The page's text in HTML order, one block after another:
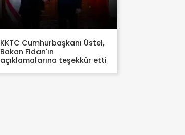
KKTC Cumhurbaşkanı Üstel,
Bakan Fidan'ın
açıklamalarına teşekkür etti